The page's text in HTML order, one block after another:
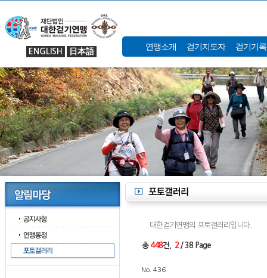
ENGLISH 日本語 연맹소개 걷기지도자 걷기기
대한걷기연맹의 포토갤러리입니다.
총 448건, 2/ 38 Page
No. 436